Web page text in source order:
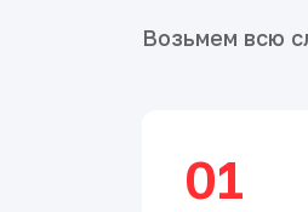
Возьмем всю
01